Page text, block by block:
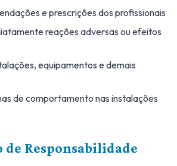
e prescrições dos profissionais
reações adversas ou efeitos
equipamentos e demais
de comportamento nas instalações
de Responsabilidade